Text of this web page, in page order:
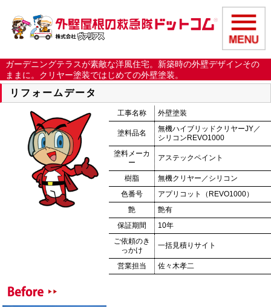
ガーデニングテラスが素敵な洋風住宅。新築時の外壁デザインその
ままに。クリヤー塗装ではじめての外壁塗装。
リフォームデータ
工事名称 外壁塗装
塗料品名
無機ハイブリッドクリヤーJY／
シリコンREVO1000
塗料メーカ
ー
アステックペイント
樹脂
無機クリヤー／シリコン
色番号
アプリコット（REVO1000）
艶
艶有
保証期間
10年
ご依頼のき
っかけ
一括見積りサイト
営業担当 佐々木孝二